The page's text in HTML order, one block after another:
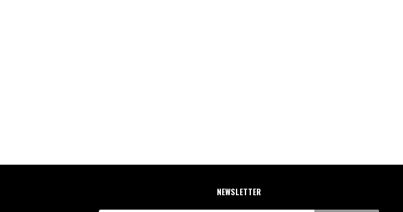
NEWSLETTER